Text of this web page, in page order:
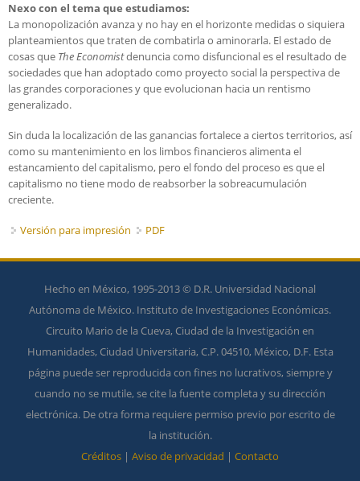
Nexo con el tema que estudiamos:
La monopolización avanza y no hay en el horizonte medidas o siquiera
planteamientos que traten de combatirla o aminorarla. El estado de
cosas que The Economistdenuncia como disfuncional es el resultado de
sociedades que han adoptado como proyecto social la perspectiva de
las grandes corporaciones y que evolucionan hacia un rentismo
generalizado.
Sin duda la localización de las ganancias fortalece a ciertos territorios, así
como su mantenimiento en los limbos financieros alimenta el
estancamiento del capitalismo, pero el fondo del proceso es que el
capitalismo no tiene modo de reabsorber la sobreacumulación
creciente.
Versión para impresión PDF
Hecho en México, 1995-2013 © D.R. Universidad Nacional
Autónoma de México. Instituto de Investigaciones Económicas.
Circuito Mario de la Cueva, Ciudad de la Investigación en
Humanidades, Ciudad Universitaria, C.P. 04510, México, D.F. Esta
página puede ser reproducida con fines no lucrativos, siempre y
cuando no se mutile, se cite la fuente completa y su dirección
electrónica. De otra forma requiere permiso previo por escrito de
la institución.
Créditos | Aviso de privacidad | Contacto